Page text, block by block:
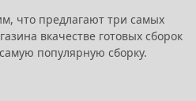
что предлагают три самых
вкачестве готовых сборок
популярную сборку.